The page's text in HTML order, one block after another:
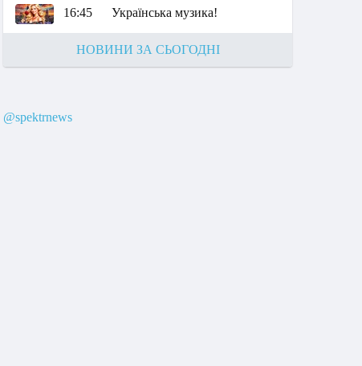
16:45 Українська музика!
НОВИНИ ЗА СЬОГОДНІ
@spektrnews